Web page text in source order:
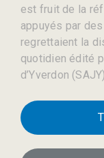
est fruit de la
appuyés par
regrettaient la
quotidien édité
d’Yverdon